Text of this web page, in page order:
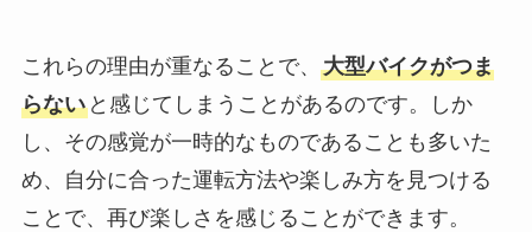
これらの理由が重なることで、 大型バイクがつま
らないと感じてしまうことがあるのです。しか
し、その感覚が一時的なものであることも多いた
め、自分に合った運転方法や楽しみ方を見つける
ことで、再び楽しさを感じることができます。